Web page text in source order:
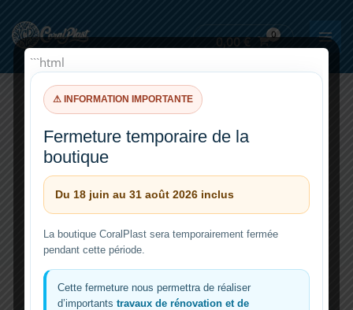
contenu
0,00 €
sucre
```html
⚠ INFORMATION IMPORTANTE
Fermeture temporaire de la
boutique
Du 18 juin au 31 août 2026 inclus
La boutique CoralPlast sera temporairement fermée
pendant cette période.
Cette fermeture nous permettra de réaliser
d’importants travaux de rénovation et de